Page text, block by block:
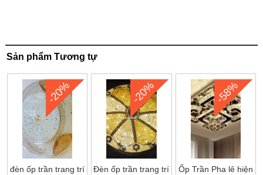
Sản phẩm Tương tự
-20%
đèn ốp trần trang trí
-20%
Đèn ốp trần trang trí
-58%
Ốp Trần Pha lê hiện